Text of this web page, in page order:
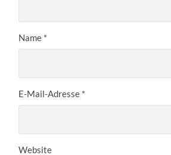
Name *
E-Mail-Adresse *
Website